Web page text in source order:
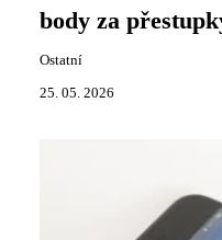
body za
Ostatní
25. 05. 2026